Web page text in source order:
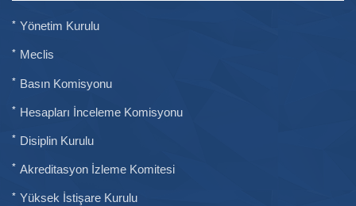
Yönetim Kurulu
Meclis
Basın Komisyonu
Hesapları İnceleme Komisyonu
Disiplin Kurulu
Akreditasyon İzleme Komitesi
Yüksek İstişare Kurulu